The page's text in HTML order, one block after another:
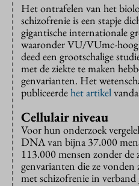
Het ontrafelen van het
schizofrenie is een stapje
gigantische internationale
waaronder VU/VUmc-
deed een grootschalige
met de ziekte te maken
genvarianten. Het
publiceerdehet artikel
Cellulair niveau
Voor hun onderzoek
DNA van bijna 37.000
113.000 mensen zonder de
genvarianten die ze
met schizofrenie in verband